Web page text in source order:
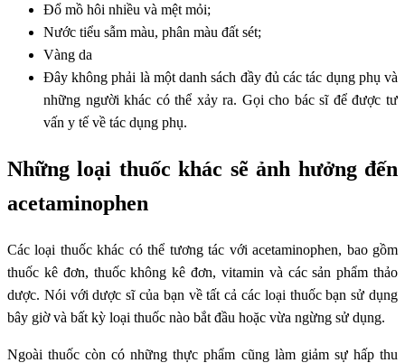
Đổ mồ hôi nhiều và mệt mỏi;
Nước tiểu sẫm màu, phân màu đất sét;
Vàng da
Đây không phải là một danh sách đầy đủ các tác dụng phụ và
những người khác có thể xảy ra. Gọi cho bác sĩ để được tư
vấn y tế về tác dụng phụ.
Những loại thuốc khác sẽ ảnh hưởng đến
acetaminophen
Các loại thuốc khác có thể tương tác với acetaminophen, bao gồm
thuốc kê đơn, thuốc không kê đơn, vitamin và các sản phẩm thảo
dược. Nói với dược sĩ của bạn về tất cả các loại thuốc bạn sử dụng
bây giờ và bất kỳ loại thuốc nào bắt đầu hoặc vừa ngừng sử dụng.
Ngoài thuốc còn có những thực phẩm cũng làm giảm sự hấp thu